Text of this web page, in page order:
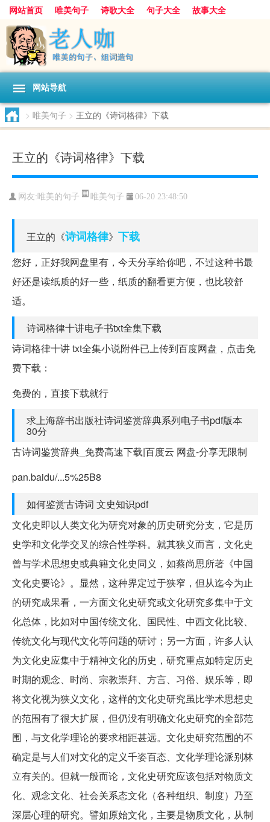
网站首页 唯美句子 诗歌大全 句子大全
故事大全
人生感悟
其他美文 美文欣赏
感人故事
句子分类
网站导航
> 唯美句子 > 王立的《诗词格律》下载
王立的《诗词格律》下载
网友: 唯美的句子 唯美句子 06-20 23:48:50
王立的《诗词格律》 下载
您好，正好我网盘里有，今天分享给你吧，不过这种书最
好还是读纸质的好一些，纸质的翻看更方便，也比较舒
适。
诗词格律十讲电子书txt全集下载
诗词格律十讲 txt全集小说附件已上传到百度网盘，点击免
费下载：
免费的，直接下载就行
求上海辞书出版社诗词鉴赏辞典系列电子书pdf版本
30分
古诗词鉴赏辞典_免费高速下载|百度云 网盘-分享无限制
pan.baidu/...5%25B8
如何鉴赏古诗词 文史知识pdf
文化史即以人类文化为研究对象的历史研究分支，它是历
史学和文化学交叉的综合性学科。就其狭义而言，文化史
曾与学术思想史或典籍文化史同义，如蔡尚思所著《中国
文化史要论》。显然，这种界定过于狭窄，但从迄今为止
的研究成果看，一方面文化史研究或文化研究多集中于文
化总体，比如对中国传统文化、国民性、中西文化比较、
传统文化与现代文化等问题的研讨；另一方面，许多人认
为文化史应集中于精神文化的历史，研究重点如特定历史
时期的观念、时尚、宗教崇拜、方言、习俗、娱乐等，即
将文化视为狭义文化，这样的文化史研究虽比学术思想史
的范围有了很大扩展，但仍没有明确文化史研究的全部范
围，与文化学理论的要求相距甚远。文化史研究范围的不
确定是与人们对文化的定义千姿百态、文化学理论派别林
立有关的。但就一般而论，文化史研究应该包括对物质文
化、观念文化、社会关系态文化（各种组织、制度）乃至
深层心理的研究。譬如原始文化，主要是物质文化，从制